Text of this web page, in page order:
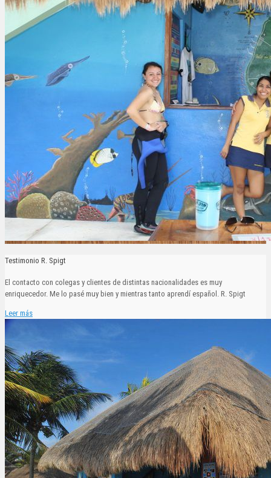
Testimonio R. Spigt
El contacto con colegas y clientes de distintas nacionalidades es muy
enriquecedor. Me lo pasé muy bien y mientras tanto aprendí español. R. Spigt
Leer más